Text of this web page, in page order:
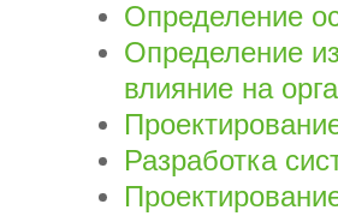
Определение
Определение
влияние на
Разработка